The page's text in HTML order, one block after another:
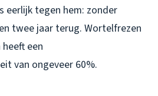
eerlijk tegen hem: zonder
twee jaar terug. Wortelfrezen
een
van ongeveer 60%.